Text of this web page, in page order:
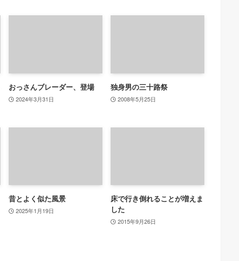
おっさんブレーダー、登場
2024年3月31日
独身男の三十路祭
2008年5月25日
昔とよく似た風景
2025年1月19日
床で行き倒れることが増えま
した
2015年9月26日